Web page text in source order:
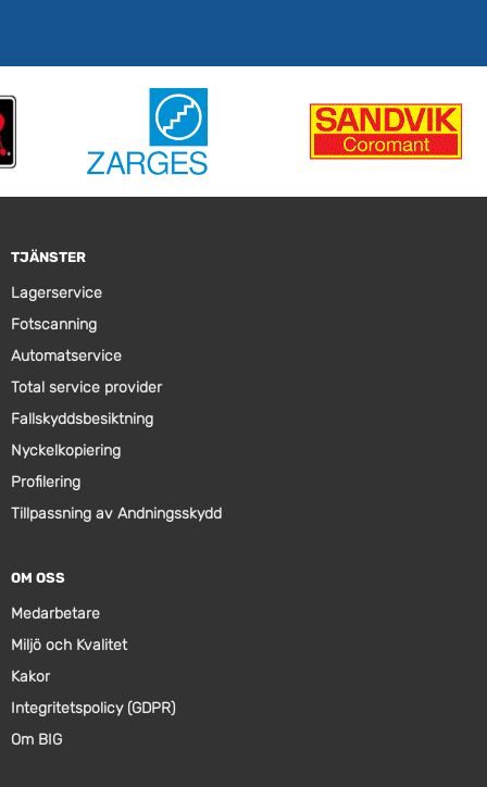
TJÄNSTER
Lagerservice
Fotscanning
Automatservice
Total service provider
Fallskyddsbesiktning
Nyckelkopiering
Profilering
Tillpassning av Andningsskydd
OM OSS
Medarbetare
Miljö och Kvalitet
Kakor
Integritetspolicy (GDPR)
Om BIG